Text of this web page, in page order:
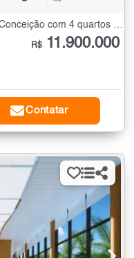
Apartamento à Venda na Vila Nova Conceição com 4 quartos - 358 m²
R$ 11.900.000
Contatar